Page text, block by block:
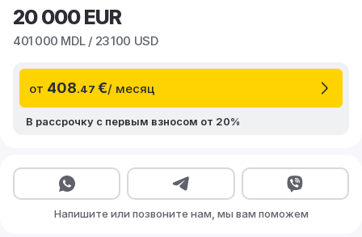
20 000EUR
401 000 MDL / 23 100 USD
от 408.47 €/ месяц
В рассрочку с первым взносом от 20%
Напишите или позвоните нам, мы вам поможем